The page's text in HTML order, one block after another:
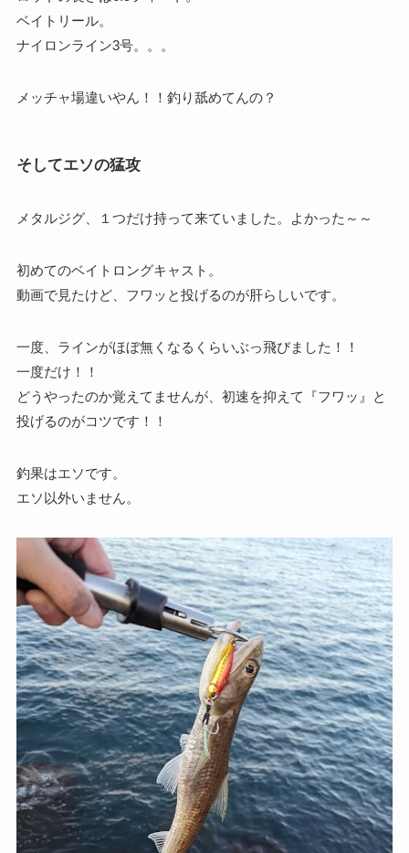
ベイトリール。
ナイロンライン3号。。。
メッチャ場違いやん！！釣り舐めてんの？
そしてエソの猛攻
メタルジグ、１つだけ持って来ていました。よかった～～
初めてのベイトロングキャスト。
動画で見たけど、フワッと投げるのが肝らしいです。
一度、ラインがほぼ無くなるくらいぶっ飛びました！！
一度だけ！！
どうやったのか覚えてませんが、初速を抑えて『フワッ』と
投げるのがコツです！！
釣果はエソです。
エソ以外いません。